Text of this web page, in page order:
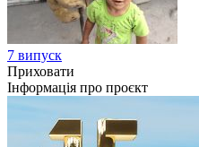
7 випуск
Приховати
Інформація про проєкт